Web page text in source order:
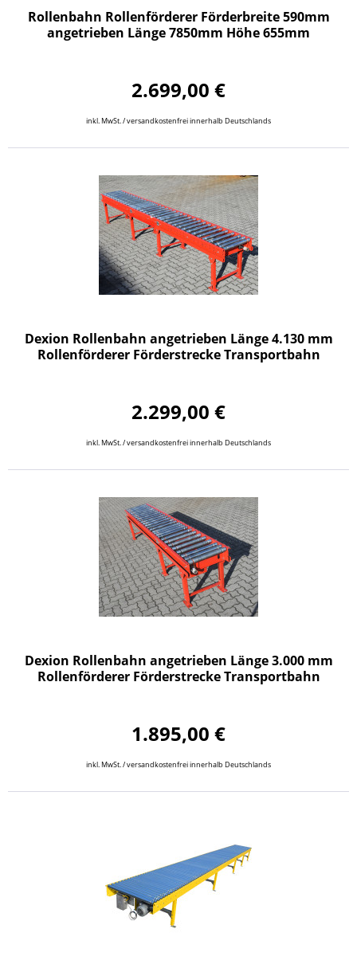
Rollenbahn Rollenförderer Förderbreite 590mm
angetrieben Länge 7850mm Höhe 655mm
2.699,00 €
inkl. MwSt. / versandkostenfrei innerhalb Deutschlands
Dexion Rollenbahn angetrieben Länge 4.130 mm
Rollenförderer Förderstrecke Transportbahn
2.299,00 €
inkl. MwSt. / versandkostenfrei innerhalb Deutschlands
Dexion Rollenbahn angetrieben Länge 3.000 mm
Rollenförderer Förderstrecke Transportbahn
1.895,00 €
inkl. MwSt. / versandkostenfrei innerhalb Deutschlands